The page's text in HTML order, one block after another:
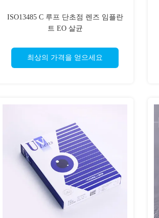
ISO13485 C 루프 단초점 렌즈 임플란
트 EO 살균
최상의 가격을 얻으세요